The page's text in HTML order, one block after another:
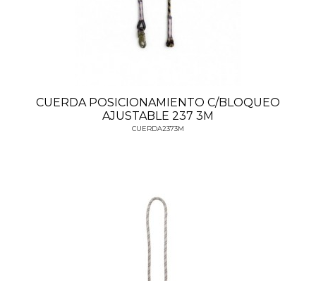
CUERDA POSICIONAMIENTO C/BLOQUEO
AJUSTABLE 237 3M
CUERDA2373M